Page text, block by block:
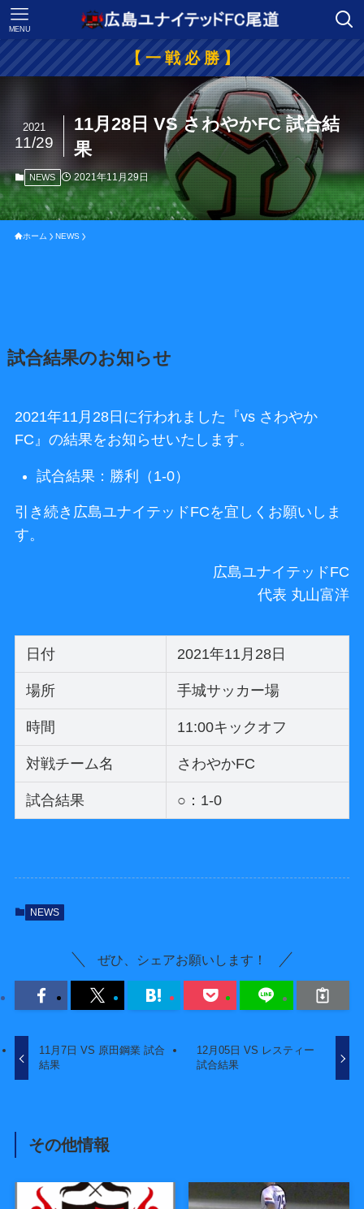
MENU
【 一 戦 必 勝 】
11月28日 VS さわやかFC 試合結
果
2021
11/29
NEWS 2021年11月29日
ホーム NEWS
試合結果のお知らせ
2021年11月28日に行われました『vs さわやか
FC』の結果をお知らせいたします。
試合結果：勝利（1-0）
引き続き広島ユナイテッドFCを宜しくお願いしま
す。
広島ユナイテッドFC
代表 丸山富洋
日付 2021年11月28日
場所 手城サッカー場
時間 11:00キックオフ
対戦チーム名 さわやかFC
試合結果 ○：1-0
NEWS
ぜひ、シェアお願いします！
11月7日 VS 原田鋼業 試合
結果
12月05日 VS レスティー
試合結果
その他情報